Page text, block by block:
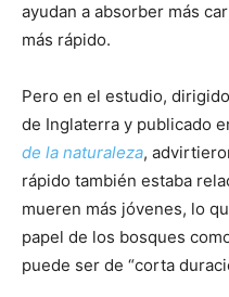
ayudan a absorber más
más rápido.
Pero en el estudio,
de Inglaterra y publicado
de la naturaleza,
rápido también estaba
mueren más jóvenes, lo
papel de los bosques
puede ser de “corta